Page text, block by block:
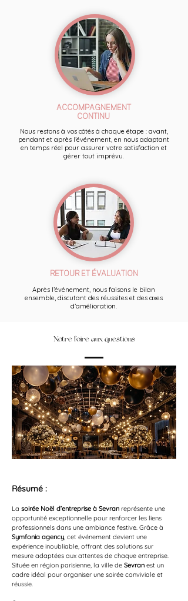
ACCOMPAGNEMENT
CONTINU
Nous restons à vos côtés à chaque étape : avant,
pendant et après l’événement, en nous adaptant
en temps réel pour assurer votre satisfaction et
gérer tout imprévu.
RETOUR ET ÉVALUATION
Après l’événement, nous faisons le bilan
ensemble, discutant des réussites et des axes
d’amélioration.
Notre foire aux questions
Résumé :
La soirée Noël d’entreprise à Sevran représente une
opportunité exceptionnelle pour renforcer les liens
professionnels dans une ambiance festive. Grâce à
Symfonia agency, cet événement devient une
expérience inoubliable, offrant des solutions sur
mesure adaptées aux attentes de chaque entreprise.
Située en région parisienne, la ville de Sevran est un
cadre idéal pour organiser une soirée conviviale et
réussie.